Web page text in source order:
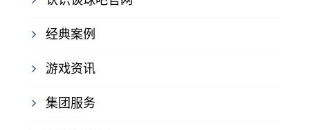
经典案例
游戏资讯
集团服务